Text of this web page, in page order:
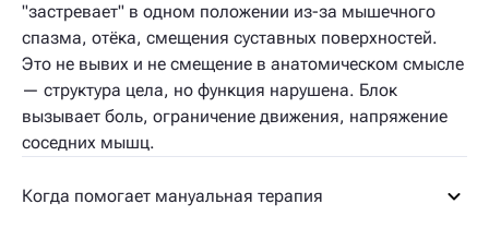
"застревает" в одном положении из-за мышечного
спазма, отёка, смещения суставных поверхностей.
Это не вывих и не смещение в анатомическом смысле
— структура цела, но функция нарушена. Блок
вызывает боль, ограничение движения, напряжение
соседних мышц.
Когда помогает мануальная терапия